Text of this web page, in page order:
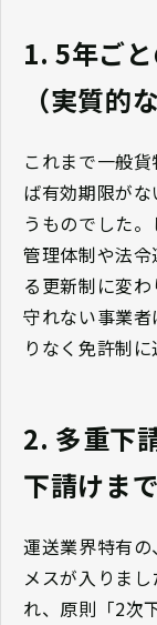
1. 5年ご
（実質的
これまで一般
ば有効期限が
うものでした
管理体制や法
る更新制に変
守れない事業
りなく免許制に
2. 多重下
下請けまで
運送業界特有
メスが入りま
れ、原則「2次